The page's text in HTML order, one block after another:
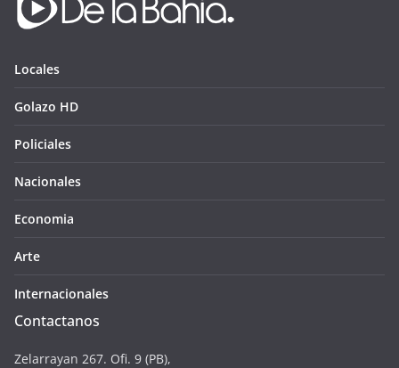
Locales
Golazo HD
Policiales
Nacionales
Economia
Arte
Internacionales
Contactanos
Zelarrayan 267. Ofi. 9 (PB),